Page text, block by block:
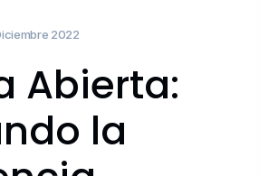
2022
Abierta:
la